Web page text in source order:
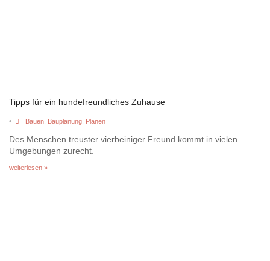
Tipps für ein hundefreundliches Zuhause
• Bauen, Bauplanung, Planen
Des Menschen treuster vierbeiniger Freund kommt in vielen
Umgebungen zurecht.
weiterlesen »